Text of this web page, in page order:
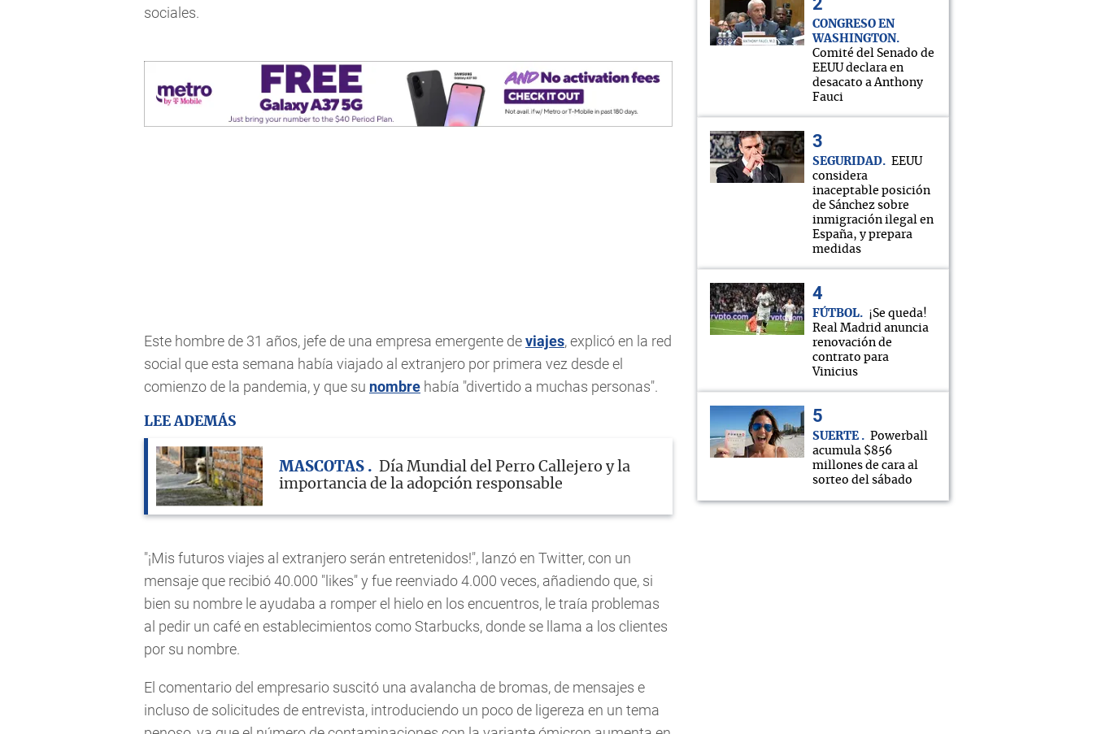
sociales.
Este hombre de 31 años, jefe de una empresa emergente deviajes, explicó en la red
social que esta semana había viajado al extranjero por primera vez desde el
comienzo de la pandemia, y que su nombre había "divertido a muchas personas".
LEE ADEMÁS
MASCOTAS
Día Mundial del Perro Callejero y la
importancia de la adopción responsable
"¡Mis futuros viajes al extranjero serán entretenidos!", lanzó en Twitter, con un
mensaje que recibió 40.000 "likes" y fue reenviado 4.000 veces, añadiendo que, si
bien su nombre le ayudaba a romper el hielo en los encuentros, le traía problemas
al pedir un café en establecimientos como Starbucks, donde se llama a los clientes
por su nombre.
El comentario del empresario suscitó una avalancha de bromas, de mensajes e
incluso de solicitudes de entrevista, introduciendo un poco de ligereza en un tema
CONGRESO EN
WASHINGTON
Comité del Senado de
EEUU declara en
desacato a Anthony
Fauci
SEGURIDAD
EEUU
considera
inaceptable posición
de Sánchez sobre
inmigración ilegal en
España, y prepara
medidas
FÚTBOL
¡Se queda!
Real Madrid anuncia
renovación de
contrato para
Vinicius
SUERTE
Powerball
acumula $856
millones de cara al
sorteo del sábado